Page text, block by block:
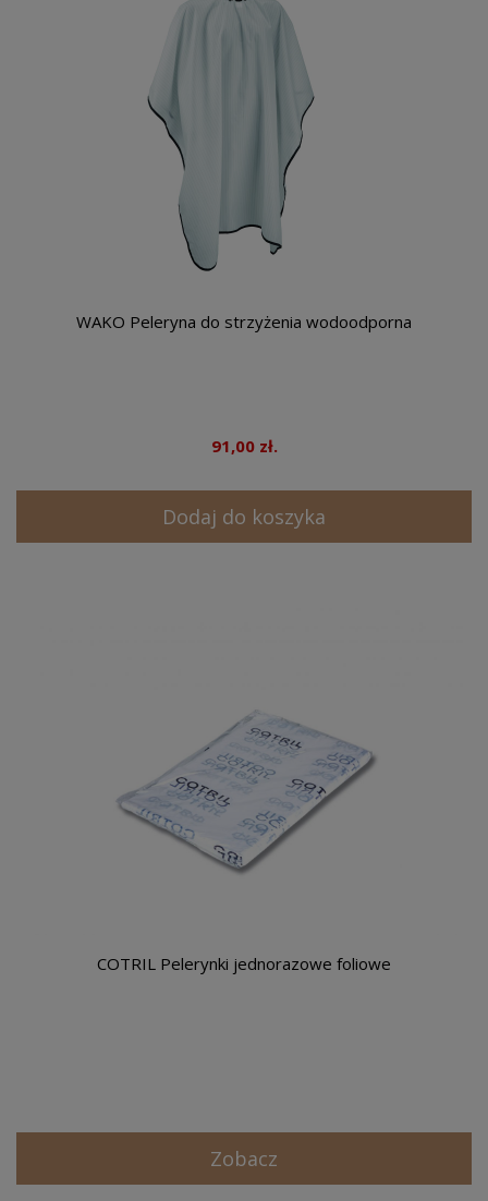
WAKO Peleryna do strzyżenia wodoodporna
91,00 zł.
Dodaj do koszyka
COTRIL Pelerynki jednorazowe foliowe
Zobacz